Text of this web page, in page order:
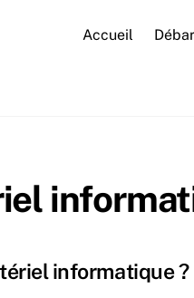
Accueil
informatique ?